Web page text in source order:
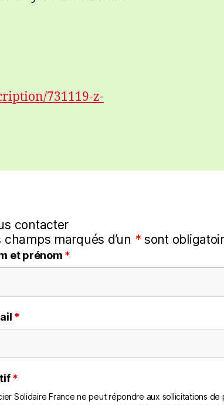
731119-z-
contacter
champs marqués d’un * sont
et prénom *
*
*
Solidaire France ne peut répondre aux sollicitations de